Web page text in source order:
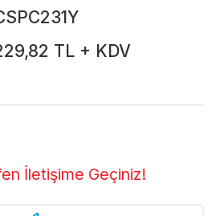
TL + KDV
İletişime Geçiniz!